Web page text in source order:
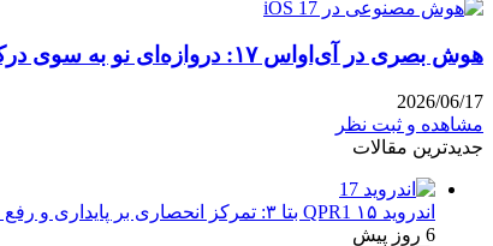
هوش بصری در آی‌او‌اس ۱۷: دروازه‌ای نو به سوی درک دیداری
2026/06/17
مشاهده و ثبت نظر
جدیدترین مقالات
اندروید ۱۵ QPR1 بتا ۳: تمرکز انحصاری بر پایداری و رفع اشکالات
6 روز پیش